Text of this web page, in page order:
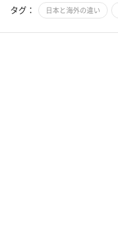
タグ： 日本と海外の違い